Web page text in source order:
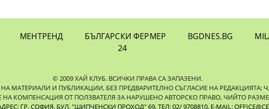
МЕНТРЕНД БЪЛГАРСКИ ФЕРМЕР BGDNES.BG
24
© 2009 ХАЙ КЛУБ. ВСИЧКИ ПРАВА СА ЗАПАЗЕНИ.
МАТЕРИАЛИ И ПУБЛИКАЦИИ, БЕЗ ПРЕДВАРИТЕЛНО СЪГЛАСИЕ НА РЕДАКЦИЯТА;
КОМПЕНСАЦИЯ ОТ ПОЛЗВАТЕЛЯ ЗА НАРУШЕНО АВТОРСКО ПРАВО, ЧИЙТО
ГР. СОФИЯ, БУЛ. "ШИПЧЕНСКИ ПРОХОД" 69, ТЕЛ: 02/ 9708810, E-MAIL: